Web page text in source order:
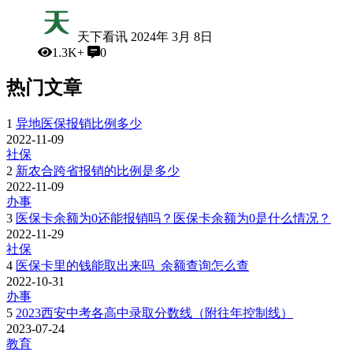
天下看讯 2024年 3月 8日
1.3K+
0
热门文章
1 异地医保报销比例多少
2022-11-09
社保
2 新农合跨省报销的比例是多少
2022-11-09
办事
3 医保卡余额为0还能报销吗？医保卡余额为0是什么情况？
2022-11-29
社保
4 医保卡里的钱能取出来吗_余额查询怎么查
2022-10-31
办事
5 2023西安中考各高中录取分数线（附往年控制线）
2023-07-24
教育